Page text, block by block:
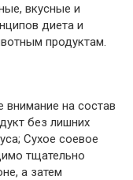
вкусные и
диета и
продуктам.
на состав
без лишних
Сухое соевое
тщательно
а затем